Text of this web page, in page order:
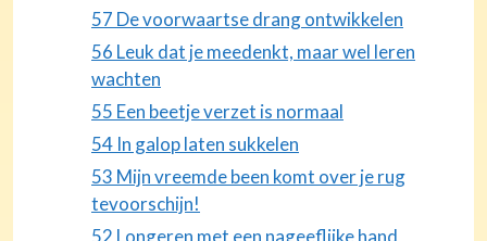
57 De voorwaartse drang ontwikkelen
56 Leuk dat je meedenkt, maar wel leren
wachten
55 Een beetje verzet is normaal
54 In galop laten sukkelen
53 Mijn vreemde been komt over je rug
tevoorschijn!
52 Longeren met een nageeflijke hand